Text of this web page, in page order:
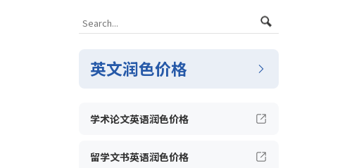
英文润色价格
学术论文英语润色价格
留学文书英语润色价格